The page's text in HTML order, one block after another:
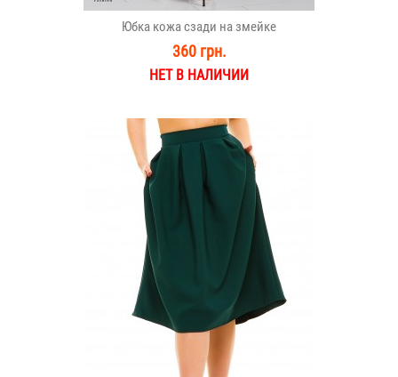
Юбка кожа сзади на змейке
360 грн.
НЕТ В НАЛИЧИИ